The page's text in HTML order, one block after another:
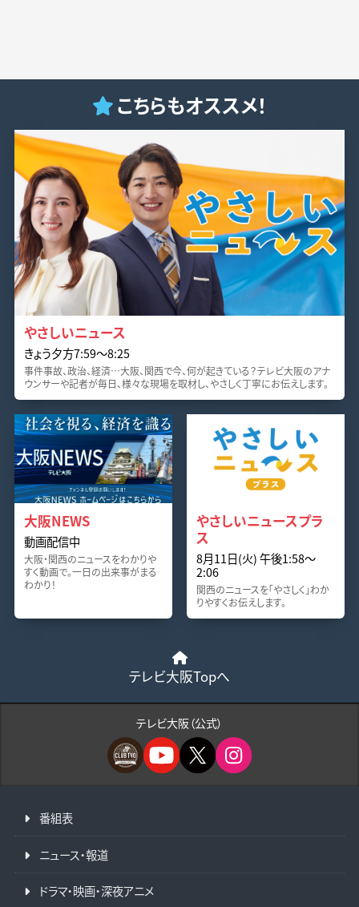
こちらもオススメ！
やさしいニュース
きょう夕方7:59〜8:25
事件事故、政治、経済…大阪、関西で今、何が起きている？テレビ大阪のアナ
ウンサーや記者が毎日、様々な現場を取材し、やさしく丁寧にお伝えします。
大阪NEWS
動画配信中
大阪・関西のニュースをわかりや
すく動画で。一日の出来事がまる
わかり！
やさしいニュースプラ
ス
8月11日(火) 午後1:58〜
2:06
関西のニュースを「やさしく」わか
りやすくお伝えします。
テレビ大阪Topへ
テレビ大阪（公式）
番組表
ニュース・報道
ドラマ・映画・深夜アニメ